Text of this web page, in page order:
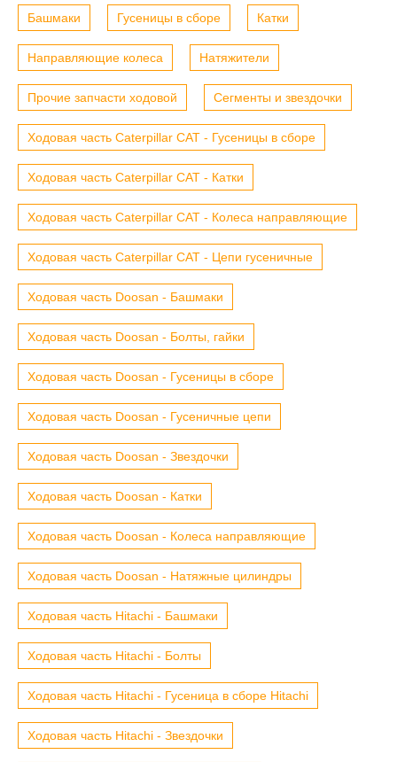
Башмаки Гусеницы в сборе Катки
Направляющие колеса Натяжители
Прочие запчасти ходовой Сегменты и звездочки
Ходовая часть Caterpillar CAT - Гусеницы в сборе
Ходовая часть Caterpillar CAT - Катки
Ходовая часть Caterpillar CAT - Колеса направляющие
Ходовая часть Caterpillar CAT - Цепи гусеничные
Ходовая часть Doosan - Башмаки
Ходовая часть Doosan - Болты, гайки
Ходовая часть Doosan - Гусеницы в сборе
Ходовая часть Doosan - Гусеничные цепи
Ходовая часть Doosan - Звездочки
Ходовая часть Doosan - Катки
Ходовая часть Doosan - Колеса направляющие
Ходовая часть Doosan - Натяжные цилиндры
Ходовая часть Hitachi - Башмаки
Ходовая часть Hitachi - Болты
Ходовая часть Hitachi - Гусеница в сборе Hitachi
Ходовая часть Hitachi - Звездочки